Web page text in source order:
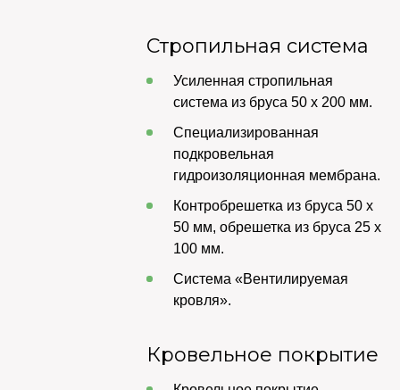
Стропильная система
Усиленная стропильная
система из бруса 50 х 200 мм.
Специализированная
подкровельная
гидроизоляционная мембрана.
Контробрешетка из бруса 50 х
50 мм, обрешетка из бруса 25 х
100 мм.
Система «Вентилируемая
кровля».
Кровельное покрытие